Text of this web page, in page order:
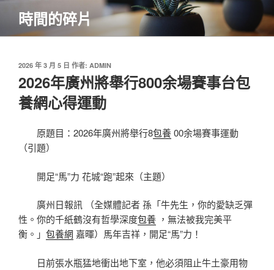
主
時間的碎片
發
於
2026 年 3 月 5 日 作者: ADMIN
2026年廣州將舉行800余場賽事台包
養網心得運動
原題目：2026年廣州將舉行8包養00余場賽事運動
（引題）
開足“馬”力 花城“跑”起來（主題）
廣州日報訊 （全媒體記者 孫「牛先生，你的愛缺乏彈
性。你的千紙鶴沒有哲學深度包養 ，無法被我完美平
衡。」 包養網 嘉暉）馬年吉祥，開足“馬”力！
日前張水瓶猛地衝出地下室，他必須阻止牛土豪用物